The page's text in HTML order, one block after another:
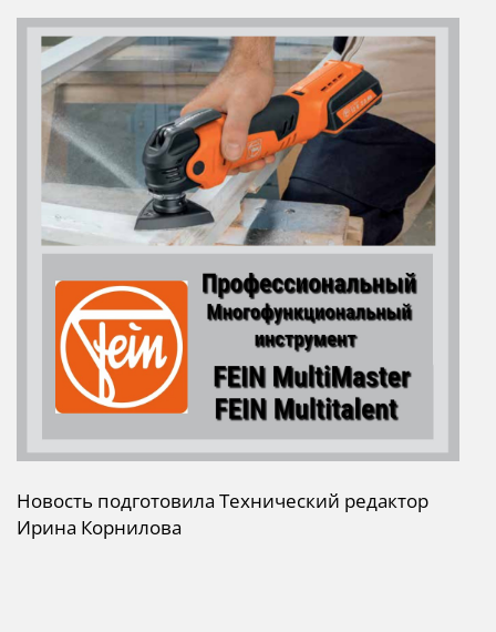
Новость подготовила Технический редактор
Ирина Корнилова